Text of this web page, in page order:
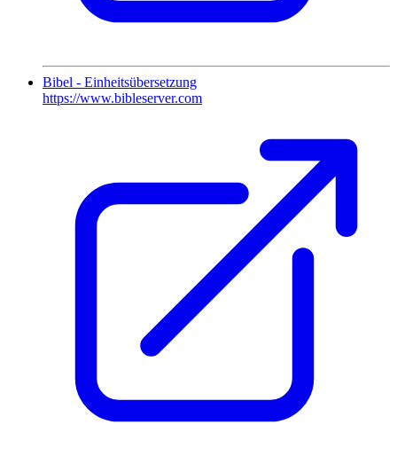
Bibel - Einheitsübersetzung
https://www.bibleserver.com